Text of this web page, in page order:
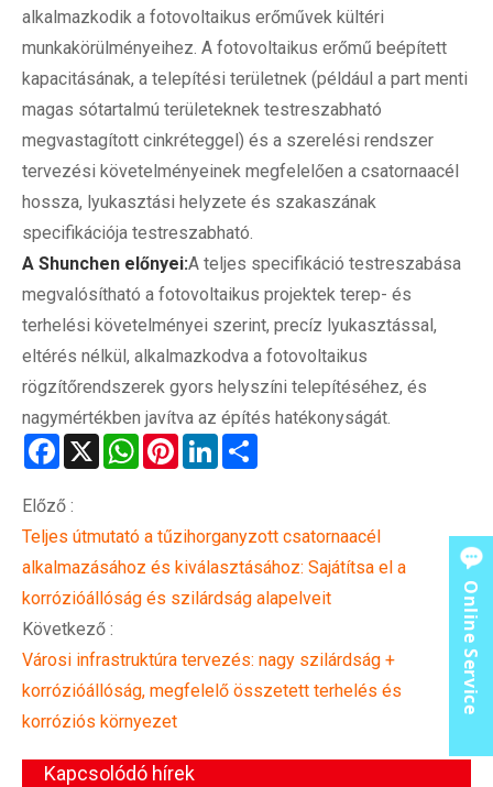
alkalmazkodik a fotovoltaikus erőművek kültéri
munkakörülményeihez. A fotovoltaikus erőmű beépített
kapacitásának, a telepítési területnek (például a part menti
magas sótartalmú területeknek testreszabható
megvastagított cinkréteggel) és a szerelési rendszer
tervezési követelményeinek megfelelően a csatornaacél
hossza, lyukasztási helyzete és szakaszának
specifikációja testreszabható.
A Shunchen előnyei:A teljes specifikáció testreszabása
megvalósítható a fotovoltaikus projektek terep- és
terhelési követelményei szerint, precíz lyukasztással,
eltérés nélkül, alkalmazkodva a fotovoltaikus
rögzítőrendszerek gyors helyszíni telepítéséhez, és
nagymértékben javítva az építés hatékonyságát.
Facebook
X WhatsAppPinterestLinkedIn
Előző :
Teljes útmutató a tűzihorganyzott csatornaacél
alkalmazásához és kiválasztásához: Sajátítsa el a
korrózióállóság és szilárdság alapelveit
Következő :
Városi infrastruktúra tervezés: nagy szilárdság +
korrózióállóság, megfelelő összetett terhelés és
korróziós környezet
Kapcsolódó hírek
Online Service